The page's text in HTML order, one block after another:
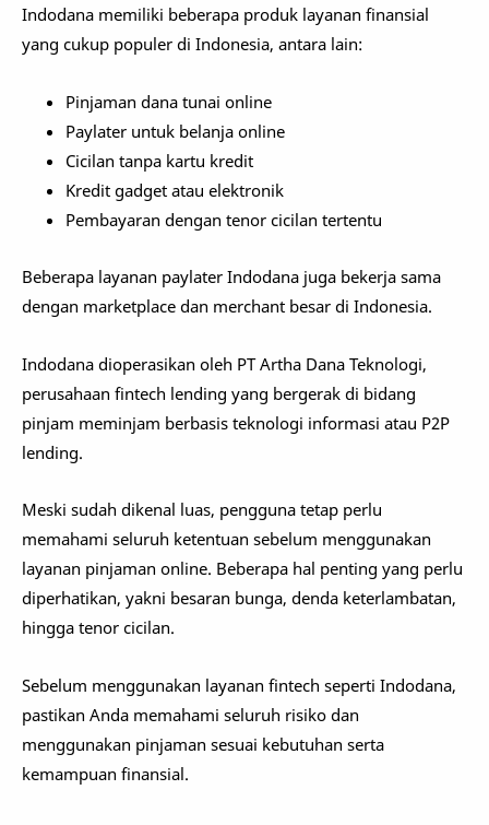
Indodana memiliki beberapa produk layanan finansial
yang cukup populer di Indonesia, antara lain:
Pinjaman dana tunai online
Paylater untuk belanja online
Cicilan tanpa kartu kredit
Kredit gadget atau elektronik
Pembayaran dengan tenor cicilan tertentu
Beberapa layanan paylater Indodana juga bekerja sama
dengan marketplace dan merchant besar di Indonesia.
Indodana dioperasikan oleh PT Artha Dana Teknologi,
perusahaan fintech lending yang bergerak di bidang
pinjam meminjam berbasis teknologi informasi atau P2P
lending.
Meski sudah dikenal luas, pengguna tetap perlu
memahami seluruh ketentuan sebelum menggunakan
layanan pinjaman online. Beberapa hal penting yang perlu
diperhatikan, yakni besaran bunga, denda keterlambatan,
hingga tenor cicilan.
Sebelum menggunakan layanan fintech seperti Indodana,
pastikan Anda memahami seluruh risiko dan
menggunakan pinjaman sesuai kebutuhan serta
kemampuan finansial.